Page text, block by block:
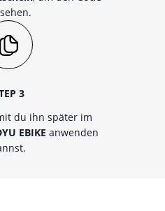
3
du ihn später im
EBIKE anwenden